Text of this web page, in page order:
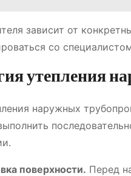
зависит от
со
утепления
наружных
поверхности․ Перед